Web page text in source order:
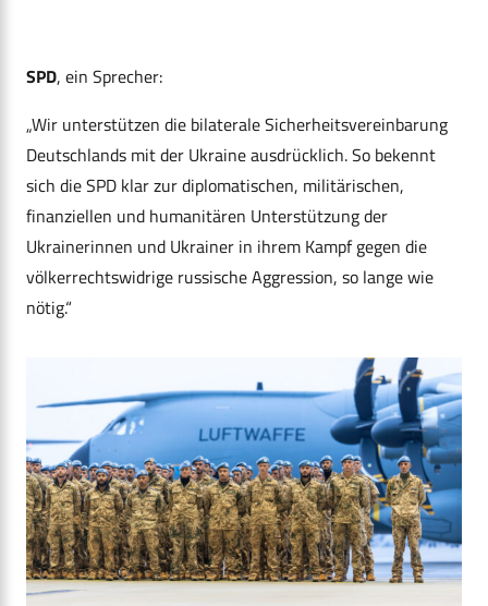
SPD, ein Sprecher:
„Wir unterstützen die bilaterale Sicherheitsvereinbarung
Deutschlands mit der Ukraine ausdrücklich. So bekennt
sich die SPD klar zur diplomatischen, militärischen,
finanziellen und humanitären Unterstützung der
Ukrainerinnen und Ukrainer in ihrem Kampf gegen die
völkerrechtswidrige russische Aggression, so lange wie
nötig.“